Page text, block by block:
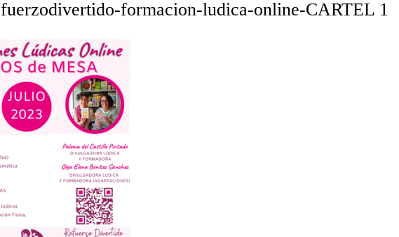
formacion-ludica-online-CARTEL 1